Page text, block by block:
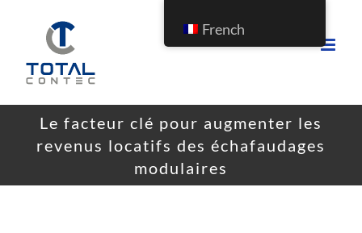
Le facteur clé pour augmenter les
revenus locatifs des échafaudages
modulaires
French